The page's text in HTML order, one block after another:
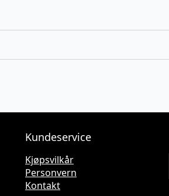
Kundeservice
Kjøpsvilkår
Personvern
Kontakt